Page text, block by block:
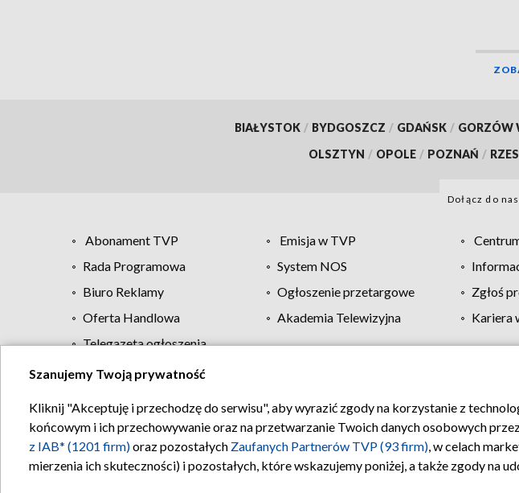
BIAŁYSTOK / BYDGOSZCZ / GDAŃSK / GORZÓW
OLSZTYN / OPOLE / POZNAŃ /
Dołącz do
Abonament TVP Emisja w TVP
Rada Programowa
System NOS
Biuro Reklamy
Ogłoszenie przetargowe Zgłoś
Oferta Handlowa
Akademia Telewizyjna Kariera
Telegazeta ogłoszenia
Regulamin TVP Polityka prywatności
Szanujemy Twoją prywatność
Kliknij "Akceptuję i przechodzę do serwisu", aby wyrazić zgody na korzystanie z
końcowym i ich przechowywanie oraz na przetwarzanie Twoich danych osobowych
z IAB* (1201 firm)oraz pozostałych Zaufanych Partnerów TVP (93 firm), w celach
mierzenia ich skuteczności) i pozostałych, które wskazujemy poniżej, a także zgody na